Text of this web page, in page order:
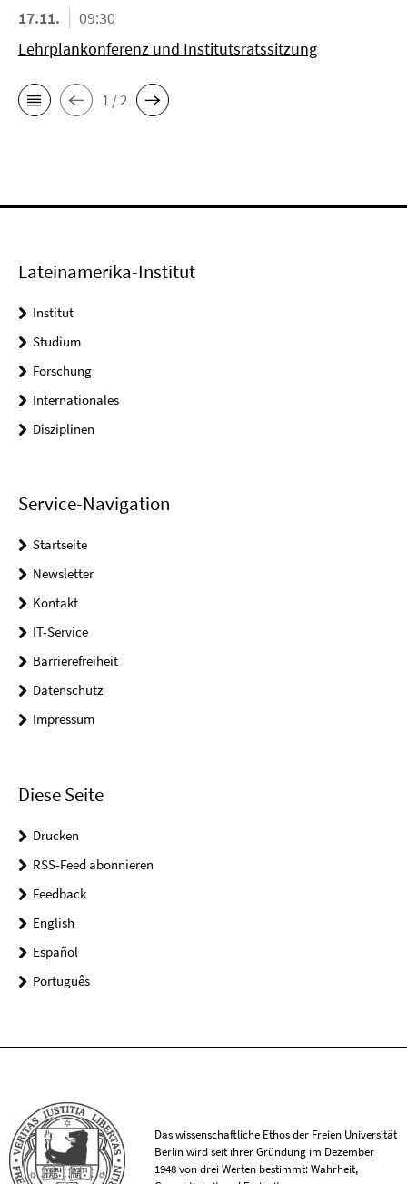
17.11.
09:30
Lehrplankonferenz und Institutsratssitzung
1 / 2
Lateinamerika-Institut
Institut
Studium
Forschung
Internationales
Disziplinen
Service-Navigation
Startseite
Newsletter
Kontakt
IT-Service
Barrierefreiheit
Datenschutz
Impressum
Diese Seite
Drucken
RSS-Feed abonnieren
Feedback
English
Español
Português
Das wissenschaftliche Ethos der Freien Universität
Berlin wird seit ihrer Gründung im Dezember
1948 von drei Werten bestimmt: Wahrheit,